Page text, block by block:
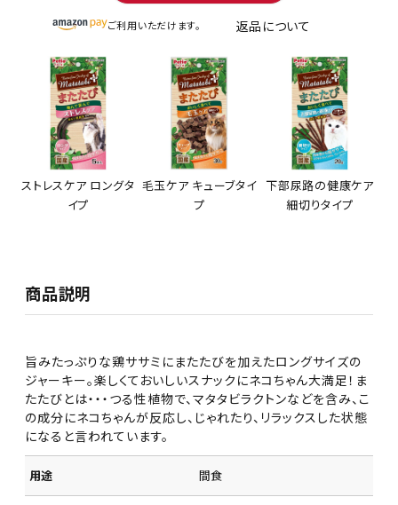
ご利用いただけます。 返品について
ストレスケア ロングタ
イプ
毛玉ケア キューブタイ
プ
下部尿路の健康ケア
細切りタイプ
商品説明
旨みたっぷりな鶏ササミにまたたびを加えたロングサイズの
ジャーキー。楽しくておいしいスナックにネコちゃん大満足！ま
たたびとは・・・つる性植物で、マタタビラクトンなどを含み、こ
の成分にネコちゃんが反応し、じゃれたり、リラックスした状態
になると言われています。
用途 間食